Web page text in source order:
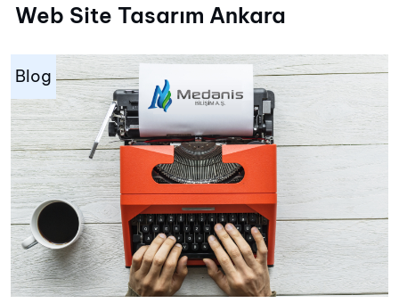
Web Site Tasarım Ankara
Blog